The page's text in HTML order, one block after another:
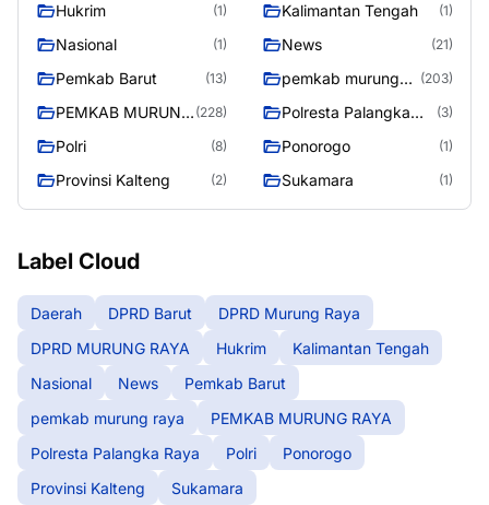
Hukrim (1) Kalimantan Tengah (1)
Nasional (1) News (21)
Pemkab Barut (13)
pemkab murung
(203)
PEMKAB MURUNG (228)
Polresta Palangka
(3)
Polri (8) Ponorogo (1)
Provinsi Kalteng (2) Sukamara (1)
Label Cloud
Daerah DPRD Barut
DPRD Murung Raya
DPRD MURUNG RAYA
Hukrim
Kalimantan Tengah
Nasional
News
Pemkab Barut
pemkab murung raya
PEMKAB MURUNG RAYA
Polresta Palangka Raya
Polri
Ponorogo
Provinsi Kalteng
Sukamara